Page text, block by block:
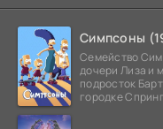
Симпсоны
Семейство
дочери Лиза и
подросток
городке